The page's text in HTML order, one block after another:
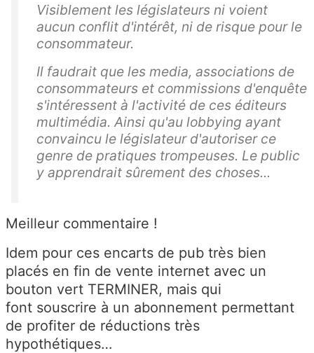
Visiblement les législateurs ni voient
aucun conflit d'intérêt, ni de risque pour le
consommateur.
Il faudrait que les media, associations de
consommateurs et commissions d'enquête
s'intéressent à l'activité de ces éditeurs
multimédia. Ainsi qu'au lobbying ayant
convaincu le législateur d'autoriser ce
genre de pratiques trompeuses. Le public
y apprendrait sûrement des choses...
Meilleur commentaire !
Idem pour ces encarts de pub très bien
placés en fin de vente internet avec un
bouton vert TERMINER, mais qui
font souscrire à un abonnement permettant
de profiter de réductions très
hypothétiques…